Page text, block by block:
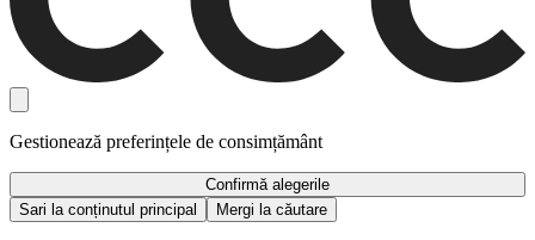
Gestionează preferințele de consimțământ
Confirmă alegerile
Sari la conținutul principal
Mergi la căutare